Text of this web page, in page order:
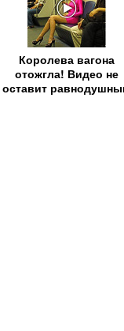
Королева вагона
отожгла! Видео не
оставит